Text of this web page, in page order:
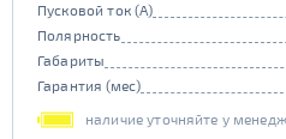
Пусковой ток (А)
Полярность
Габариты
Гарантия (мес)
наличие уточняйте у